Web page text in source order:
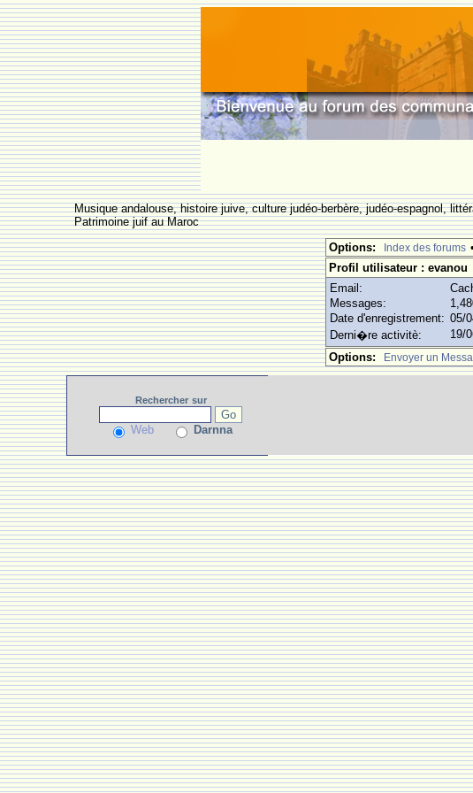
Musique andalouse, histoire juive, culture judéo-berbère, judéo-espagnol,
Patrimoine juif au Maroc
Options:
Index des forums •
Profil utilisateur : evanou
Email:
Messages:
Date d'enregistrement: 05/
Derni�re activitè:
19/
Options:
Envoyer un
Rechercher sur
Web Darnna